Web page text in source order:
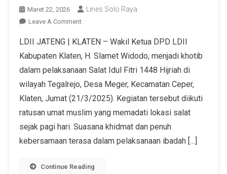
Maret 22, 2026 Lines Solo Raya
Leave A Comment
LDII JATENG | KLATEN – Wakil Ketua DPD LDII
Kabupaten Klaten, H. Slamet Widodo, menjadi khotib
dalam pelaksanaan Salat Idul Fitri 1448 Hijriah di
wilayah Tegalrejo, Desa Meger, Kecamatan Ceper,
Klaten, Jumat (21/3/2025). Kegiatan tersebut diikuti
ratusan umat muslim yang memadati lokasi salat
sejak pagi hari. Suasana khidmat dan penuh
kebersamaan terasa dalam pelaksanaan ibadah […]
Continue Reading